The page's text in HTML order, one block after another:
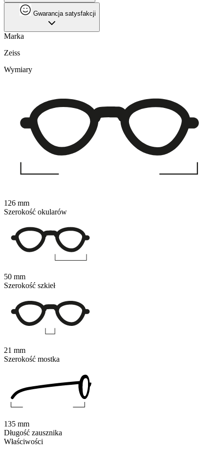
Gwarancja satysfakcji
Marka
Zeiss
Właściwości
Wymiary
126 mm
Szerokość okularów
50 mm
Szerokość szkieł
21 mm
Szerokość mostka
135 mm
Długość zausznika